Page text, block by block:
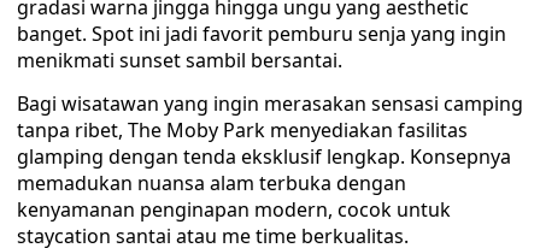
gradasi warna jingga hingga ungu yang aesthetic
banget. Spot ini jadi favorit pemburu senja yang ingin
menikmati sunset sambil bersantai.
Bagi wisatawan yang ingin merasakan sensasi camping
tanpa ribet, The Moby Park menyediakan fasilitas
glamping dengan tenda eksklusif lengkap. Konsepnya
memadukan nuansa alam terbuka dengan
kenyamanan penginapan modern, cocok untuk
staycation santai atau me time berkualitas.